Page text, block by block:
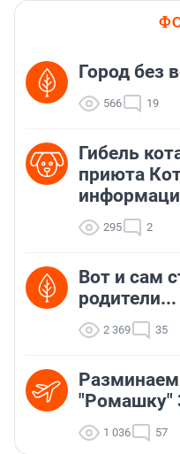
Город без
566 19
Гибель
приюта
295 2
Вот и сам
родители...
2 369 35
"Ромашку"
1 036 57